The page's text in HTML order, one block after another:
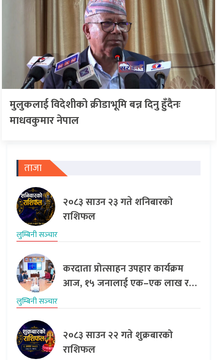
मुलुकलाई विदेशीको क्रीडाभूमि बन्न दिनु हुँदैनः
माधवकुमार नेपाल
ताजा
२०८३ साउन २३ गते शनिबारको
राशिफल
लुम्बिनी सञ्‍चार
करदाता प्रोत्साहन उपहार कार्यक्रम
आज, १५ जनालाई एक–एक लाख र…
लुम्बिनी सञ्‍चार
२०८३ साउन २२ गते शुक्रबारको
राशिफल